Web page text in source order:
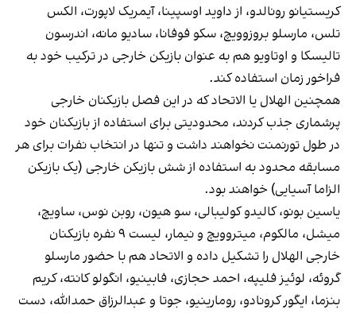
کریستیانو رونالدو، از داوید اوسپینا، آیمریک لاپورت، الکس
تلس، مارسلو بروزوویچ، سکو فوفانا، سادیو مانه، اندرسون
تالیسکا و اوتاویو هم به عنوان بازیکن خارجی در ترکیب خود به
فراخور زمان استفاده کند.
همچنین الهلال یا الاتحاد که در این فصل بازیکنان خارجی
پرشماری جذب کردند، محدودیتی برای استفاده از بازیکنان خود
در طول تورنمنت نخواهند داشت و تنها در انتخاب نفرات برای هر
مسابقه محدود به استفاده از شش بازیکن خارجی (یک بازیکن
الزاما آسیایی) خواهند بود.
یاسین بونو، کالیدو کولیبالی، سو هیون، روبن نوس، ساویچ،
میشل، مالکوم، میتروویچ و نیمار، لیست ۹ نفره بازیکنان
خارجی الهلال را تشکیل داده و الاتحاد هم با حضور مارسلو
گروئه، لوئیز فلیپه، احمد حجازی، فابینیو، انگولو کانته، کریم
بنزما، ایگور کرونادو، رومارینیو، جوتا و عبدالرزاق حمدالله، دست